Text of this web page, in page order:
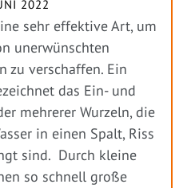
2022
sehr effektive Art, um
unerwünschten
zu verschaffen. Ein
das Ein- und
mehrerer Wurzeln, die
in einen Spalt, Riss
sind. Durch kleine
so schnell große